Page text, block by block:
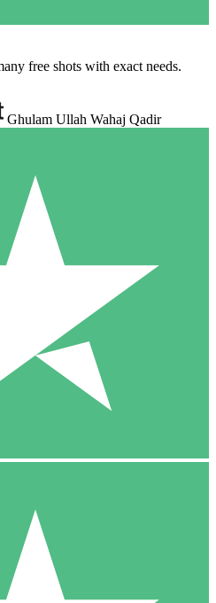
free shots with exact needs.
Ghulam Ullah Wahaj Qadir